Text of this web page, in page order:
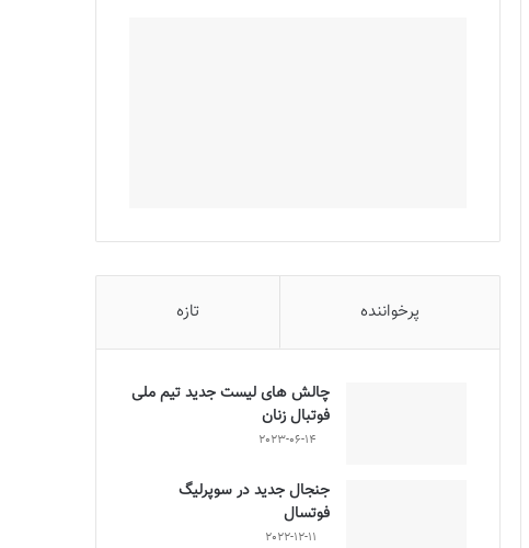
پرخواننده تازه
چالش هاى ليست جدید تيم ملى
فوتبال زنان
2023-06-14
جنجال جدید در سوپرلیگ
فوتسال
2022-12-11